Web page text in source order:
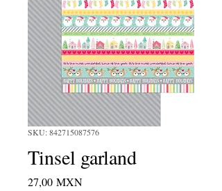
SKU: 842715087576
Tinsel garland
27,00 MXNPrecio